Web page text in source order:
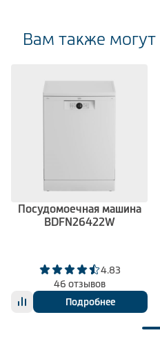
Вам также
Посудомоечная машина
BDFN26422W
4.83
46 отзывов
Подробнее